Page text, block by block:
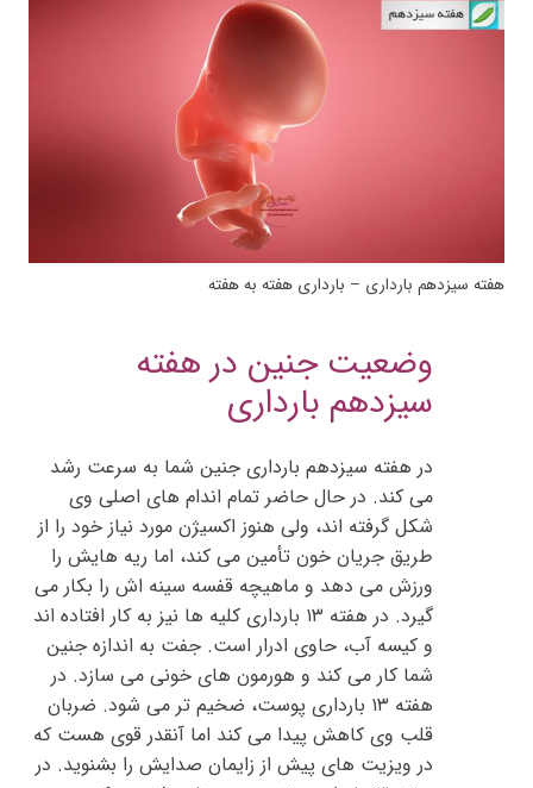
هفته سیزدهم بارداری – بارداری هفته به هفته
وضعیت جنین در هفته
سیزدهم بارداری
در هفته سیزدهم بارداری جنین شما به سرعت رشد
می کند. در حال حاضر تمام اندام های اصلی وی
شکل گرفته اند، ولی هنوز اکسیژن مورد نیاز خود را از
طریق جریان خون تأمین می کند، اما ریه هایش را
ورزش می دهد و ماهیچه قفسه سینه اش را بکار می
گیرد. در هفته ۱۳ بارداری کلیه ها نیز به کار افتاده اند
و کیسه آب، حاوی ادرار است. جفت به اندازه جنین
شما کار می کند و هورمون های خونی می سازد. در
هفته ۱۳ بارداری پوست، ضخیم تر می شود. ضربان
قلب وی کاهش پیدا می کند اما آنقدر قوی هست که
در ویزیت های پیش از زایمان صدایش را بشنوید. در